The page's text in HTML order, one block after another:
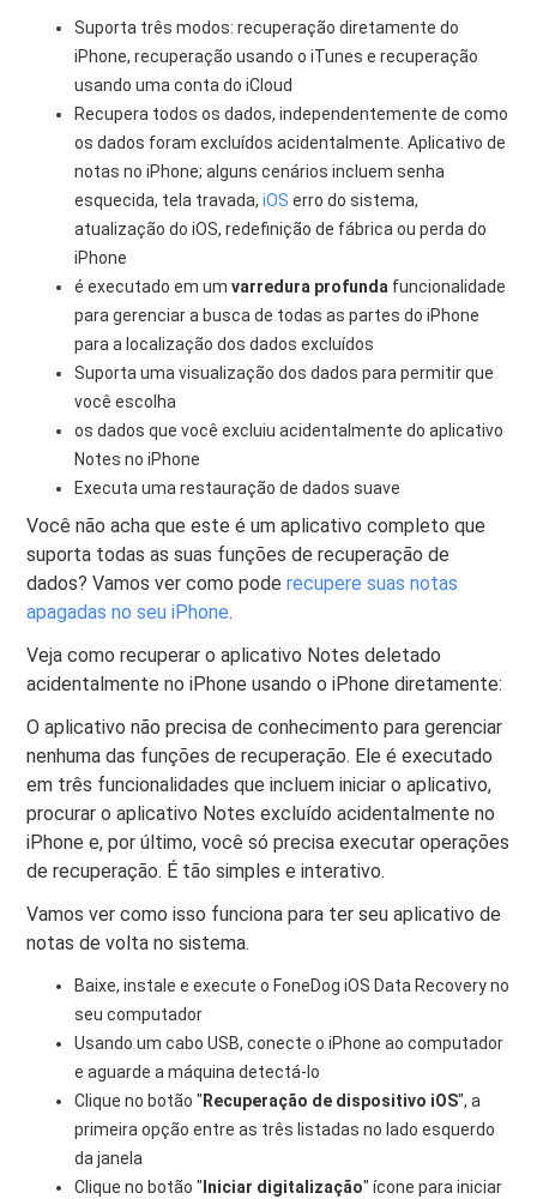
Suporta três modos: recuperação diretamente do
iPhone, recuperação usando o iTunes e recuperação
usando uma conta do iCloud
Recupera todos os dados, independentemente de como
os dados foram excluídos acidentalmente. Aplicativo de
notas no iPhone; alguns cenários incluem senha
esquecida, tela travada,iOS erro do sistema,
atualização do iOS, redefinição de fábrica ou perda do
iPhone
é executado em umvarredura profunda funcionalidade
para gerenciar a busca de todas as partes do iPhone
para a localização dos dados excluídos
Suporta uma visualização dos dados para permitir que
você escolha
os dados que você excluiu acidentalmente do aplicativo
Notes no iPhone
Executa uma restauração de dados suave
Você não acha que este é um aplicativo completo que
suporta todas as suas funções de recuperação de
dados? Vamos ver como poderecupere suas notas
apagadas no seu iPhone.
Veja como recuperar o aplicativo Notes deletado
acidentalmente no iPhone usando o iPhone diretamente:
O aplicativo não precisa de conhecimento para gerenciar
nenhuma das funções de recuperação. Ele é executado
em três funcionalidades que incluem iniciar o aplicativo,
procurar o aplicativo Notes excluído acidentalmente no
iPhone e, por último, você só precisa executar operações
de recuperação. É tão simples e interativo.
Vamos ver como isso funciona para ter seu aplicativo de
notas de volta no sistema.
Baixe, instale e execute o FoneDog iOS Data Recovery no
seu computador
Usando um cabo USB, conecte o iPhone ao computador
e aguarde a máquina detectá-lo
Clique no botão " Recuperação de dispositivo iOS", a
primeira opção entre as três listadas no lado esquerdo
da janela
Clique no botão " Iniciar digitalização" ícone para iniciar